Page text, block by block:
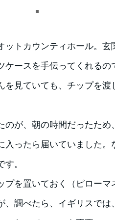
ットカウンティホール。玄
ケースを手伝ってくれるの
を見ていても、チップを渡
のが、朝の時間だったため
入ったら届いていました。
。
プを置いておく（ピローマ
、調べたら、イギリスでは